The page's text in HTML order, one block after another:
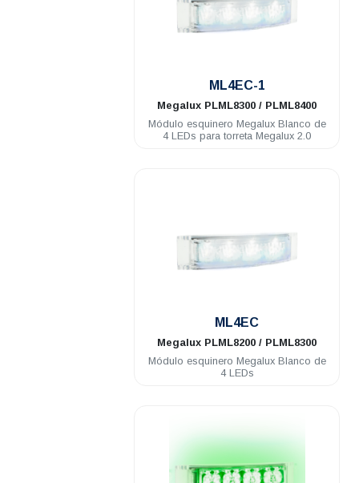
ML4EC-1
Megalux PLML8300 / PLML8400
Módulo esquinero Megalux Blanco de
4 LEDs para torreta Megalux 2.0
ML4EC
Megalux PLML8200 / PLML8300
Módulo esquinero Megalux Blanco de
4 LEDs